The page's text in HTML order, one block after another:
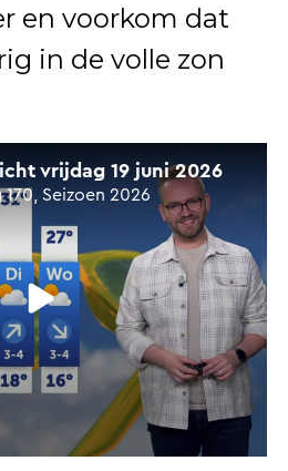
en voorkom dat
in de volle zon